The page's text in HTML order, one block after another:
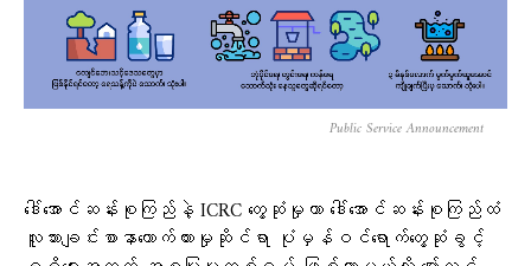
Public Service Announcement
ဒေါ်အောင်ဆန်းစုကြည်နဲ့ ICRC တွေ့ဆုံမှုဟာ ဒေါ်အောင်ဆန်းစုကြည်ထံ
လူသားချင်းစာနာထောက်ထားမှုဆိုင်ရာ ပုံမှန်ဝင်ရောက်တွေ့ဆုံခွင့်